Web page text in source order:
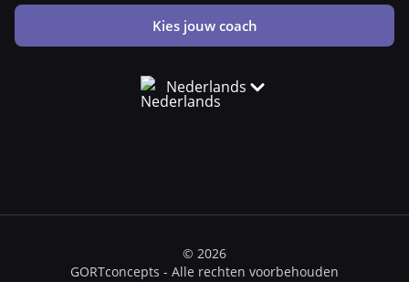
Kies jouw coach
Nederlands
© 2026
GORTconcepts - Alle rechten voorbehouden